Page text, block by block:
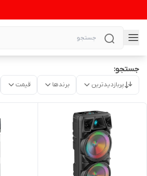
جستجو:
پربازدیدترین برندها قیمت